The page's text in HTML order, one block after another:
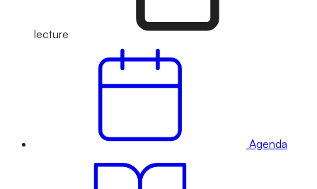
lecture
Agenda